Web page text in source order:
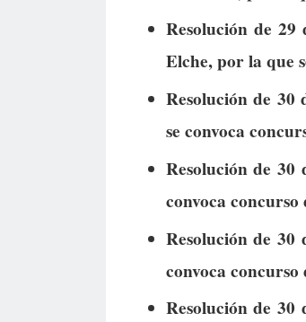
Resolución de
Elche, por la que
Resolución de
se convoca
Resolución de
convoca concurso
Resolución de
convoca concurso
Resolución de